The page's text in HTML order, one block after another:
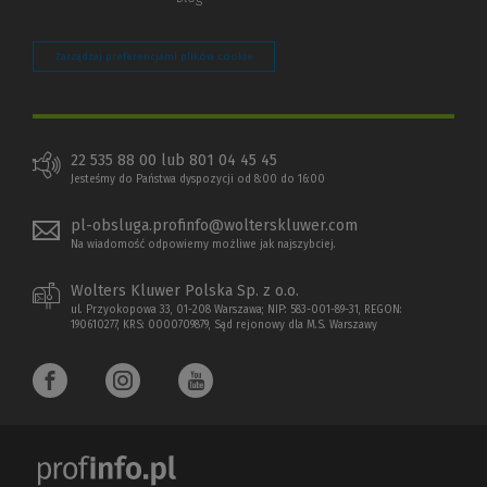
Zarządzaj preferencjami plików cookie
22 535 88 00 lub 801 04 45 45
Jesteśmy do Państwa dyspozycji od 8:00 do 16:00
pl-obsluga.profinfo@wolterskluwer.com
Na wiadomość odpowiemy możliwe jak najszybciej.
Wolters Kluwer Polska Sp. z o.o.
ul. Przyokopowa 33, 01-208 Warszawa; NIP: 583-001-89-31, REGON:
190610277, KRS: 0000709879, Sąd rejonowy dla M.S. Warszawy